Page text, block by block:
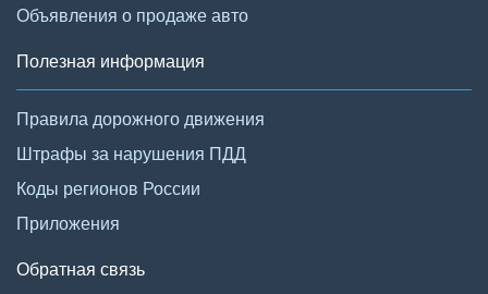
Объявления о продаже авто
Полезная информация
Правила дорожного движения
Штрафы за нарушения ПДД
Коды регионов России
Приложения
Обратная связь